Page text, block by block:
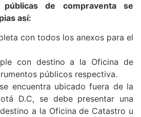
de compraventa se
así:
con todos los anexos para el
con destino a la Oficina de
públicos respectiva.
encuentra ubicado fuera de la
D.C, se debe presentar una
a la Oficina de Catastro u